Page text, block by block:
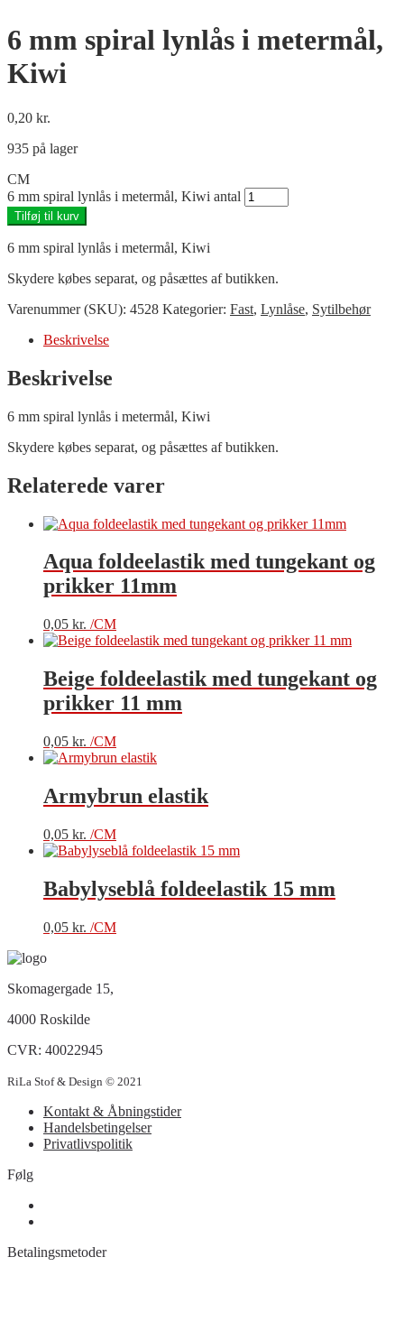
6 mm spiral lynlås i metermål,
Kiwi
0,20 kr.
935 på lager
CM
6 mm spiral lynlås i metermål, Kiwi antal
Tilføj til kurv
6 mm spiral lynlås i metermål, Kiwi
Skydere købes separat, og påsættes af butikken.
Varenummer (SKU): 4528 Kategorier: Fast, Lynlåse, Sytilbehør
Beskrivelse
Beskrivelse
6 mm spiral lynlås i metermål, Kiwi
Skydere købes separat, og påsættes af butikken.
Relaterede varer
Aqua foldeelastik med tungekant og
prikker 11mm
0,05 kr. /CM
Beige foldeelastik med tungekant og
prikker 11 mm
0,05 kr. /CM
Armybrun elastik
0,05 kr. /CM
Babylyseblå foldeelastik 15 mm
0,05 kr. /CM
Skomagergade 15,
4000 Roskilde
CVR: 40022945
RiLa Stof & Design © 2021
Kontakt & Åbningstider
Handelsbetingelser
Privatlivspolitik
Følg
Betalingsmetoder